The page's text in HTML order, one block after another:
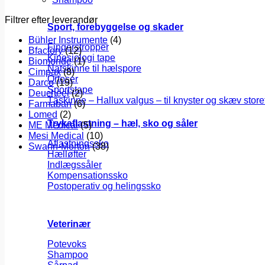
Sport, forebyggelse og skader
Fingerstropper
Kinesiologi tape
Natskinne til hælspore
Ortoser
Sportstape
Tåskinne – Hallux valgus – til knyster og skæv
Trykaflastning – hæl, sko og såler
Aflastningssko
Hælløfter
Indlægssåler
Kompensationssko
Postoperativ og helingssko
Veterinær
Potevoks
Shampoo
Filtrer efter leverandør
Bühler Instrumente (4)
Bfactory (12)
Biomonde (1)
Cimpax (8)
Darco (19)
Deucheel (2)
Farmaban (6)
Lomed (2)
ME Medical (5)
Mesi Medical (10)
Swann-Morton (38)